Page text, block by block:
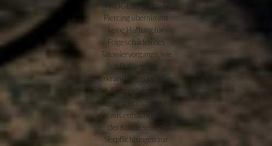
FREIGEIST Tattoo &
Piercing übernimmt
keine Haftung für
Folgeschäden des
Tätowiervorgangs, wie
z.B. Allergien,
Erkrankungen jeglicher
Art, Entzündungen oder
Folgeerscheinungen, die
daraus entstehen, dass
der Kunde seinen
Verpflichtungen zur